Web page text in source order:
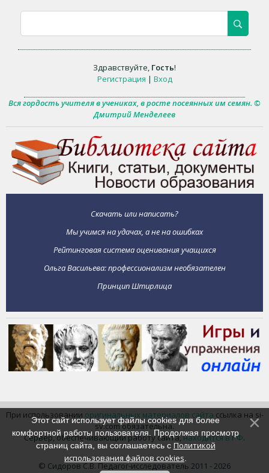
Здравствуйте, Гость!
Регистрация | Вход
Вся гордость учителя в учениках, в росте посеянных им семян. ©
Дмитрий Менделеев
Скачать или написать?
Мы учимся на удачах, а не на ошибках
Рейтинговая система оценивания учащихся
Ольга Васильева: профессионализм необязателен
Принцип Штирлица
При использовании оригинальных материалов сайта ссылка на si-
sv.com обязательна.
Сервер, обеспечивающий работу сайта,находится в РФ.
© Сидоров С.В. Педагог-исследователь 2011 - 2026
Этот сайт использует файлы cookies для более
комфортной работы пользователя. Продолжая просмотр
страниц сайта, вы соглашаетесь с Политикой
использования файлов cookies